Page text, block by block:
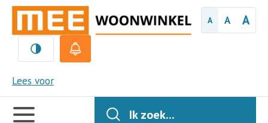
A A A
Lees voor
MEE
Handige
links
Ik zoek...